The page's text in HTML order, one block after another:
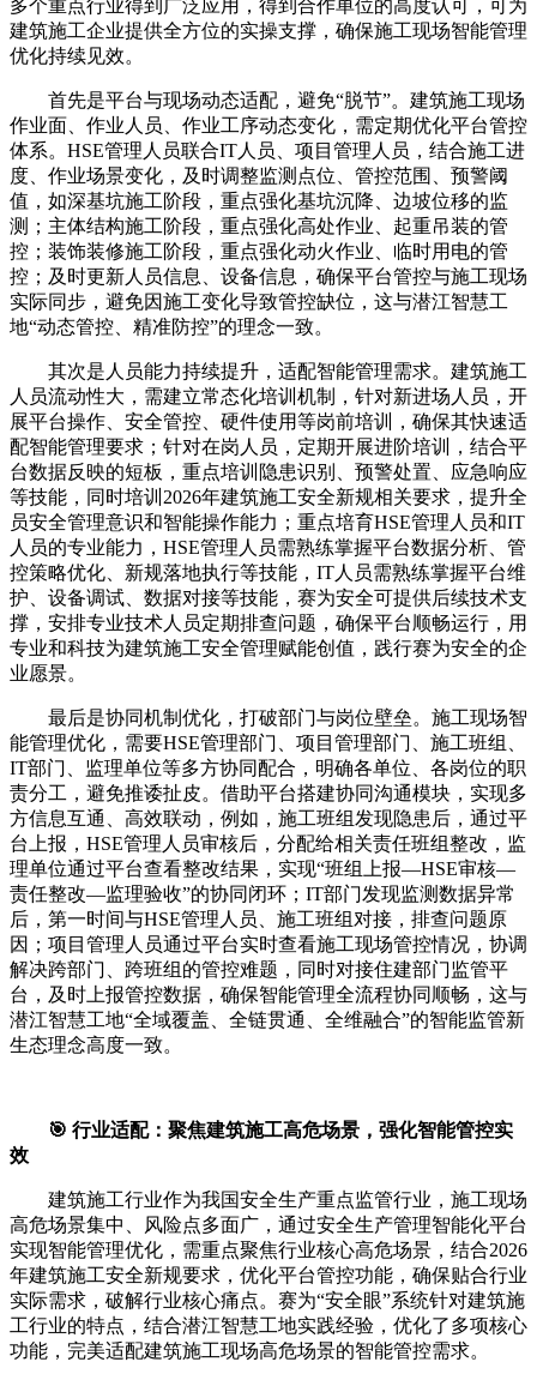
多个重点行业得到广泛应用，得到合作单位的高度认可，可为
建筑施工企业提供全方位的实操支撑，确保施工现场智能管理
优化持续见效。
首先是平台与现场动态适配，避免“脱节”。建筑施工现场
作业面、作业人员、作业工序动态变化，需定期优化平台管控
体系。HSE管理人员联合IT人员、项目管理人员，结合施工进
度、作业场景变化，及时调整监测点位、管控范围、预警阈
值，如深基坑施工阶段，重点强化基坑沉降、边坡位移的监
测；主体结构施工阶段，重点强化高处作业、起重吊装的管
控；装饰装修施工阶段，重点强化动火作业、临时用电的管
控；及时更新人员信息、设备信息，确保平台管控与施工现场
实际同步，避免因施工变化导致管控缺位，这与潜江智慧工
地“动态管控、精准防控”的理念一致。
其次是人员能力持续提升，适配智能管理需求。建筑施工
人员流动性大，需建立常态化培训机制，针对新进场人员，开
展平台操作、安全管控、硬件使用等岗前培训，确保其快速适
配智能管理要求；针对在岗人员，定期开展进阶培训，结合平
台数据反映的短板，重点培训隐患识别、预警处置、应急响应
等技能，同时培训2026年建筑施工安全新规相关要求，提升全
员安全管理意识和智能操作能力；重点培育HSE管理人员和IT
人员的专业能力，HSE管理人员需熟练掌握平台数据分析、管
控策略优化、新规落地执行等技能，IT人员需熟练掌握平台维
护、设备调试、数据对接等技能，赛为安全可提供后续技术支
撑，安排专业技术人员定期排查问题，确保平台顺畅运行，用
专业和科技为建筑施工安全管理赋能创值，践行赛为安全的企
业愿景。
最后是协同机制优化，打破部门与岗位壁垒。施工现场智
能管理优化，需要HSE管理部门、项目管理部门、施工班组、
IT部门、监理单位等多方协同配合，明确各单位、各岗位的职
责分工，避免推诿扯皮。借助平台搭建协同沟通模块，实现多
方信息互通、高效联动，例如，施工班组发现隐患后，通过平
台上报，HSE管理人员审核后，分配给相关责任班组整改，监
理单位通过平台查看整改结果，实现“班组上报—HSE审核—
责任整改—监理验收”的协同闭环；IT部门发现监测数据异常
后，第一时间与HSE管理人员、施工班组对接，排查问题原
因；项目管理人员通过平台实时查看施工现场管控情况，协调
解决跨部门、跨班组的管控难题，同时对接住建部门监管平
台，及时上报管控数据，确保智能管理全流程协同顺畅，这与
潜江智慧工地“全域覆盖、全链贯通、全维融合”的智能监管新
生态理念高度一致。
🎯 行业适配：聚焦建筑施工高危场景，强化智能管控实
效
建筑施工行业作为我国安全生产重点监管行业，施工现场
高危场景集中、风险点多面广，通过安全生产管理智能化平台
实现智能管理优化，需重点聚焦行业核心高危场景，结合2026
年建筑施工安全新规要求，优化平台管控功能，确保贴合行业
实际需求，破解行业核心痛点。赛为“安全眼”系统针对建筑施
工行业的特点，结合潜江智慧工地实践经验，优化了多项核心
功能，完美适配建筑施工现场高危场景的智能管控需求。